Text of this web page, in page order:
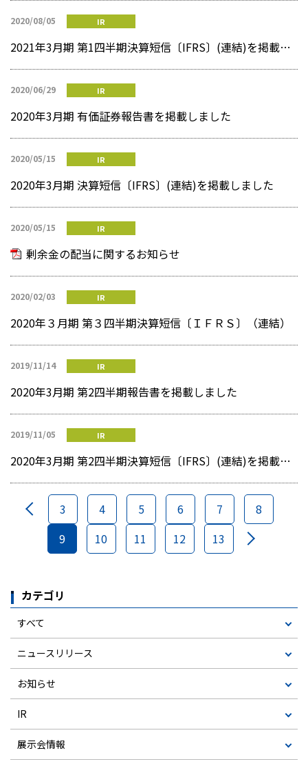
2020/08/05 IR
2021年3月期 第1四半期決算短信〔IFRS〕(連結)を掲載しました
2020/06/29 IR
2020年3月期 有価証券報告書を掲載しました
2020/05/15 IR
2020年3月期 決算短信〔IFRS〕(連結)を掲載しました
2020/05/15 IR
剰余金の配当に関するお知らせ
2020/02/03 IR
2020年３月期 第３四半期決算短信〔ＩＦＲＳ〕（連結）
2019/11/14 IR
2020年3月期 第2四半期報告書を掲載しました
2019/11/05 IR
2020年3月期 第2四半期決算短信〔IFRS〕(連結)を掲載しました
3 4 5 6 7
8
9
10 11 12 13
カテゴリ
すべて
ニュースリリース
お知らせ
IR
展示会情報